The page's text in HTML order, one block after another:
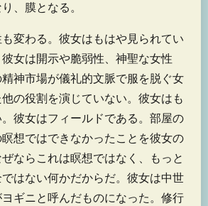
、膜となる。
変わる。彼女はもはや見られてい
女は開示や脆弱性、神聖な女性
神市場が儀礼的文脈で服を脱ぐ女
の役割を演じていない。彼女はも
彼女はフィールドである。部屋の
想ではできなかったことを彼女の
ならこれは瞑想ではなく、もっと
はない何かだからだ。彼女は中世
ギニと呼んだものになった。修行